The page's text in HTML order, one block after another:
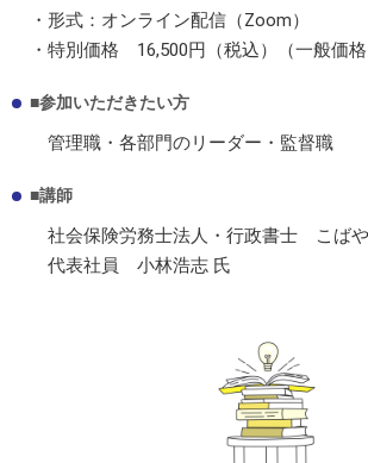
・形式：オンライン配信（Zoom）
・特別価格 16,500円（税込）（一般価格
■参加いただきたい方
管理職・各部門のリーダー・監督職
■講師
社会保険労務士法人・行政書士 こば
代表社員 小林浩志 氏